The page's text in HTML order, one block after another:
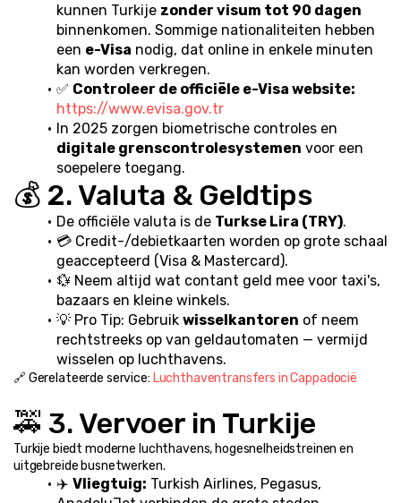
kunnen Turkije zonder visum tot 90 dagen
binnenkomen. Sommige nationaliteiten hebben
een e-Visa nodig, dat online in enkele minuten
kan worden verkregen.
✅ Controleer de officiële e-Visa website:
https://www.evisa.gov.tr
digitale grenscontrolesystemen voor een
soepelere toegang.
💰 2. Valuta & Geldtips
De officiële valuta is de Turkse Lira (TRY).
💳 Credit-/debietkaarten worden op grote schaal
geaccepteerd (Visa & Mastercard).
💱 Neem altijd wat contant geld mee voor taxi's,
bazaars en kleine winkels.
💡 Pro Tip: Gebruik wisselkantoren of neem
rechtstreeks op van geldautomaten — vermijd
wisselen op luchthavens.
🔗 Gerelateerde service: Luchthaventransfers in Cappadocië
🚕 3. Vervoer in Turkije
Turkije biedt moderne luchthavens, hogesnelheidstreinen en
uitgebreide busnetwerken.
✈️ Vliegtuig: Turkish Airlines, Pegasus,